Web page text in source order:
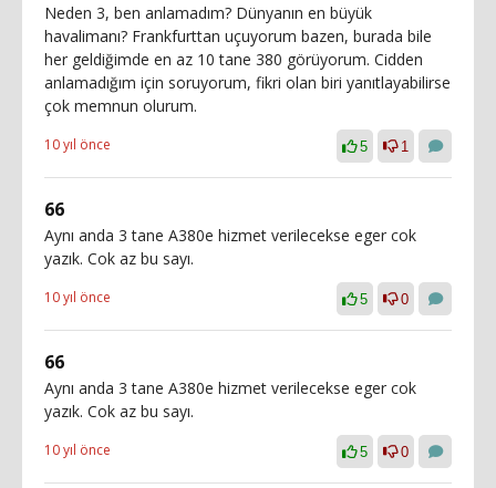
Neden 3, ben anlamadım? Dünyanın en büyük
havalimanı? Frankfurttan uçuyorum bazen, burada bile
her geldiğimde en az 10 tane 380 görüyorum. Cidden
anlamadığım için soruyorum, fikri olan biri yanıtlayabilirse
çok memnun olurum.
10 yıl önce 5 1
66
Aynı anda 3 tane A380e hizmet verilecekse eger cok
yazık. Cok az bu sayı.
10 yıl önce 5 0
66
Aynı anda 3 tane A380e hizmet verilecekse eger cok
yazık. Cok az bu sayı.
10 yıl önce 5 0